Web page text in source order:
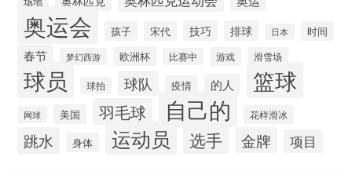
奥运会 孩子 宋代 技巧 排球 日本 时间
春节 梦幻西游 欧洲杯 比赛中 游戏 滑雪场
球员 球拍 球队 疫情 的人 篮球
网球 美国 羽毛球 自己的 花样滑冰
跳水 身体 运动员 选手 金牌 项目